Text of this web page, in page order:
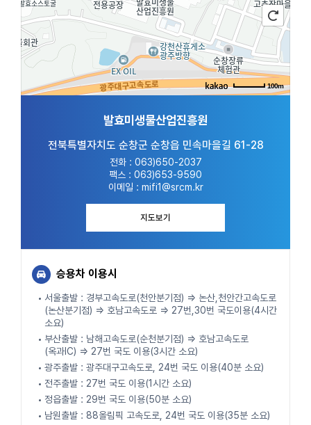
100m
발효미생물산업진흥원
전북특별자치도 순창군 순창읍 민속마을길 61-28
전화 : 063)650-2037
팩스 : 063)653-9590
이메일 : mifi1@srcm.kr
지도보기
승용차 이용시
서울출발 : 경부고속도로(천안분기점) ⇒ 논산,천안간고속도로
(논산분기점) ⇒ 호남고속도로 ⇒ 27번,30번 국도이용(4시간
소요)
부산출발 : 남해고속도로(순천분기점) ⇒ 호남고속도로
(옥과IC) ⇒ 27번 국도 이용(3시간 소요)
광주출발 : 광주대구고속도로, 24번 국도 이용(40분 소요)
전주출발 : 27번 국도 이용(1시간 소요)
정읍출발 : 29번 국도 이용(50분 소요)
남원출발 : 88올림픽 고속도로, 24번 국도 이용(35분 소요)